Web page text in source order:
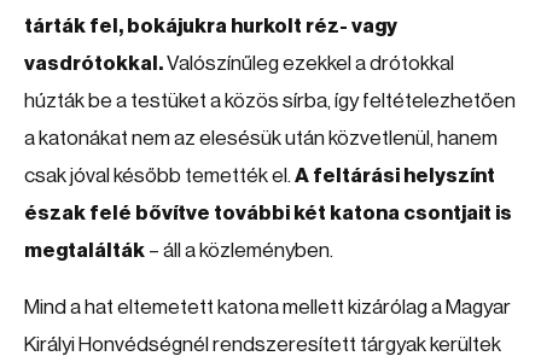
tárták fel, bokájukra hurkolt réz- vagy
vasdrótokkal.Valószínűleg ezekkel a drótokkal
húzták be a testüket a közös sírba, így feltételezhetően
a katonákat nem az elesésük után közvetlenül, hanem
csak jóval később temették el. A feltárási helyszínt
észak felé bővítve további két katona csontjait is
megtalálták – áll a közleményben.
Mind a hat eltemetett katona mellett kizárólag a Magyar
Királyi Honvédségnél rendszeresített tárgyak kerültek